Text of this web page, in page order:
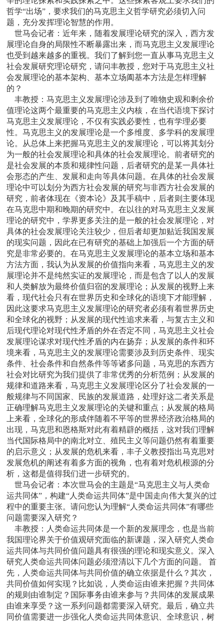
哲学“出场”，要求我们的马克思主义哲学研究必须切入问
题，充分发挥理论智慧的作用。
世马会记者：近年来，随着发展理论研究的深入，西方发
展理论自身的局限性不断暴露出来，而马克思主义发展理论
也受到越来越多的重视。我们了解到您一直从事马克思主义
社会发展研究理论研究，请问丰教授，您对于马克思主义社
会发展理论的基本架构、基本立场阖基本方法是怎样理解
的？
丰教授：马克思主义发展理论涉及到了唯物史观和剩余价
值理论这两个最重要的马克思主义内核，在当代语境下探讨
马克思主义发展理论，不仅有实践必要性，也有学理必要
性。马克思主义的发展理论是一个多维度、多学科的发展理
论。从总体上来把握马克思主义的发展理论，可以将其划分
为一般的社会发展理论和具体的社会发展理论。前者研究的
是社会发展的本质和规律性问题，后者研究的是某一具体社
会形态的产生、发展和走向等具体问题。在具体的社会发展
理论中可以划分为西方社会发展的研究与非西方社会发展的
研究，前者体现在《资本论》及其手稿中，后者则主要体现
在马克思中期和晚期的研究中。在以往的对马克思主义发展
理论的研究中，学界更多关注的是一般的社会发展理论，对
具体的社会发展理论关注较少，但后者却更加贴近我国发展
的现实问题，因此在已有研究的基础上加强后一个方面的研
究是非常必要的。在马克思主义发展理论的基本立场和基本
方法方面，我认为从发展的价值指向来看，马克思主义的发
展理论并不是纯然实证的发展理论，而是包含了以人的发展
和人类解放为最终价值归宿的发展理论；从发展的视野上来
看，现代社会只有在世界历史和全球化的语境下才能理解，
因此这要求马克思主义发展理论的研究者必须有着世界历史
和全球化的视野；从发展的现代性追求来看，与复古主义和
后现代理论对现代性矛盾的外在否定不同，马克思主义社会
发展理论谋求对现代性矛盾的内在扬弃；从发展的条件和环
境来看，马克思主义的发展理论需要涉及到历史条件、现实
条件、社会条件和自然条件等等诸多问题，马克思的东西方
社会对比研究为我们提供了非常优秀的分析范例；从发展的
规律和道路来看，马克思主义发展理论区分了社会发展的一
般规律与不同国家、民族的发展道路，处理好这二者关系是
正确理解马克思主义发展理论的关键和重点；从发展的格局
上来看，全球化的形成伴随着不平等的世界经济政治格局的
出现，马克思和恩格斯对此有着精辟的概括，这对我们理解
当代国际格局中的南北对立、殖民主义等问题仍然有着重要
的启示意义；从发展的危机来看，丰子义教授指出马克思对
发展危机的阐述有着多方面的视角，也有着对危机根源的分
析，这都是值得我们进一步研究的。
世马会记者：本次世马会的主题是“马克思主义与人类命
运共同体”，构建“人类命运共同体”是中国走向伟大复兴的过
程中的重要主张。请问您认为理解“人类命运共同体”有哪些
问题需要深入研究？
丰教授：
人类命运共同体是一个新的发展理念，也是当前
我国理论界关于价值观研究面临的新课题，深入研究人类命
运共同体与共同价值问题具有很强的理论和现实意义。深入
研究人类命运共同体问题必须澄清以下几个方面的问题。 首
先，人类命运共同体与共同价值的确立依据是什么？其次，
共同价值如何实现？比如说，人类命运由谁来把握？共同体
的规则由谁制定？国际事务由谁来参与？共同体的发展成果
由谁来享受？这一系列问题都需要深入研究。最后，确立共
同价值需要进一步强化人类命运共同体意识、全球意识，树